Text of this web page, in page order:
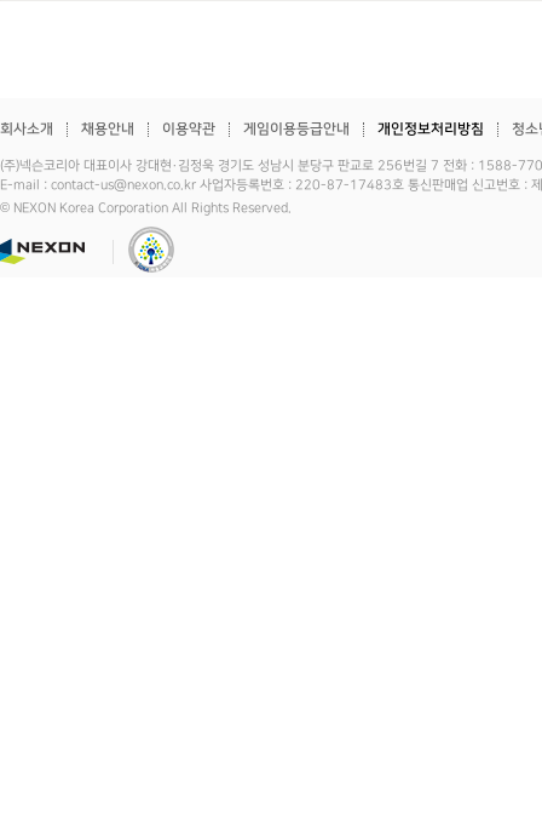
회사소개 채용안내 이용약관 게임이용등급안내 개인정보처리방침 청소
(주)넥슨코리아 대표이사 강대현·김정욱 경기도 성남시 분당구 판교로 256번길 7 전화 :
E-mail : contact-us@nexon.co.kr 사업자등록번호 : 220-87-17483호 통신판매업 신고번호 :
© NEXON Korea Corporation All Rights Reserved.